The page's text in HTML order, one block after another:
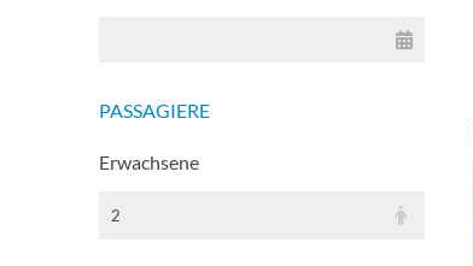
PASSAGIERE
Erwachsene
2